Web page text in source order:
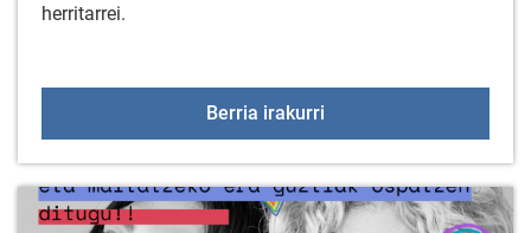
herritarrei.
Berria irakurri